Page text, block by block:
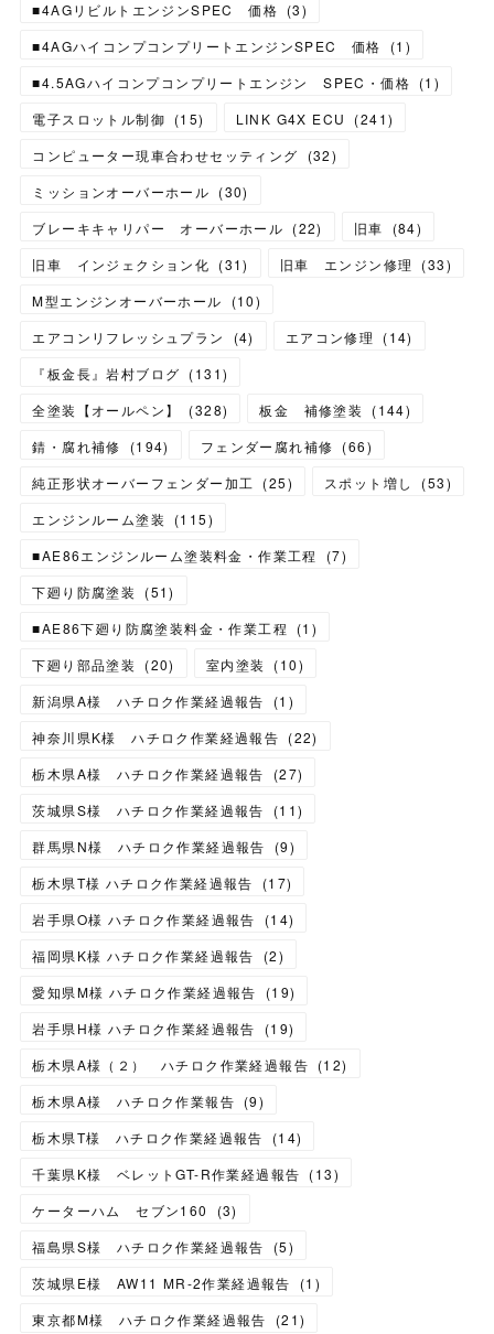
■4AGリビルトエンジンSPEC 価格 (3)
■4AGハイコンプコンプリートエンジンSPEC 価格
(1 )
■4.5AGハイコンプコンプリートエンジン SPEC・価格 (1 )
電子スロットル制御 (15) LINK G4X ECU (241)
コンピューター現車合わせセッティング
(32)
ミッションオーバーホール (30)
ブレーキキャリパー オーバーホール (22) 旧車 (84)
旧車 インジェクション化 (31) 旧車 エンジン修理 (33)
M型エンジンオーバーホール
(10)
エアコンリフレッシュプラン
(4) エアコン修理 (14)
『板金長』岩村ブログ (131)
全塗装【オールペン】
(328) 板金 補修塗装 (144)
錆・腐れ補修
(194) フェンダー腐れ補修 (66)
純正形状オーバーフェンダー加工
(25) スポット増し (53)
エンジンルーム塗装
(115)
■AE86エンジンルーム塗装料金・作業工程
(7)
下廻り防腐塗装
(51)
■AE86下廻り防腐塗装料金・作業工程
(1 )
下廻り部品塗装
(20) 室内塗装 (10)
新潟県A様 ハチロク作業経過報告
(1 )
神奈川県K様 ハチロク作業経過報告 (22)
栃木県A様 ハチロク作業経過報告
(27)
茨城県S様 ハチロク作業経過報告
(11)
群馬県N様 ハチロク作業経過報告
(9)
栃木県T様 ハチロク作業経過報告
(17)
岩手県O様 ハチロク作業経過報告
(14)
福岡県K様 ハチロク作業経過報告
(2)
愛知県M様 ハチロク作業経過報告
(19)
岩手県H様 ハチロク作業経過報告
(19)
栃木県A様（２） ハチロク作業経過報告 (12)
栃木県A様 ハチロク作業報告 (9)
栃木県T様 ハチロク作業経過報告
(14)
千葉県K様 ベレットGT-R作業経過報告 (13)
ケーターハム セブン160
(3)
福島県S様 ハチロク作業経過報告
(5)
茨城県E様 AW11 MR-2作業経過報告
(1 )
東京都M様 ハチロク作業経過報告
(21)